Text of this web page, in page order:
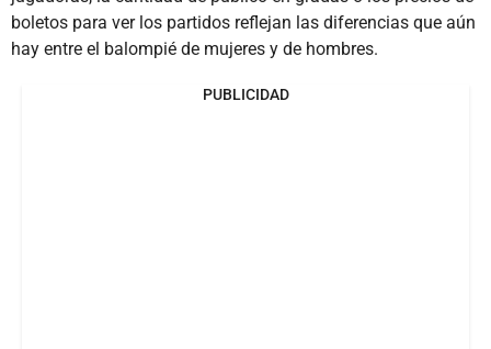
boletos para ver los partidos reflejan las diferencias que aún
hay entre el balompié de mujeres y de hombres.
PUBLICIDAD